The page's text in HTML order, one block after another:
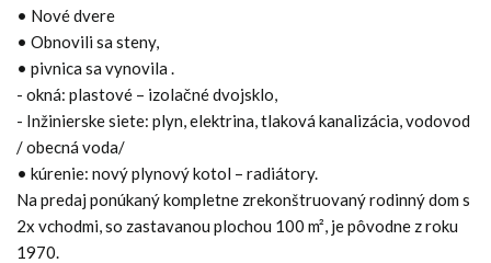
• Nové dvere
• Obnovili sa steny,
• pivnica sa vynovila .
- okná: plastové – izolačné dvojsklo,
- Inžinierske siete: plyn, elektrina, tlaková kanalizácia, vodovod
/ obecná voda/
• kúrenie: nový plynový kotol – radiátory.
Na predaj ponúkaný kompletne zrekonštruovaný rodinný dom s
2x vchodmi, so zastavanou plochou 100 m², je pôvodne z roku
1970.